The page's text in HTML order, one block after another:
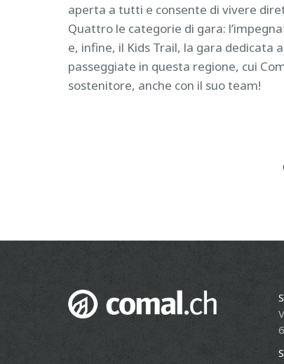
aperta a tutti e consente di vivere
Quattro le categorie di gara:
e, infine, il Kids Trail, la gara dedicata
passeggiate in questa regione, cui
sostenitore, anche con il suo team!